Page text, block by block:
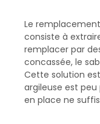
Le
consiste à
remplacer par
concassée, le
Cette solution
argileuse est
en place ne